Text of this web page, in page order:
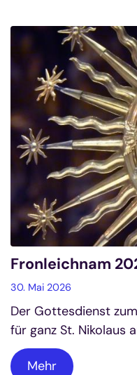
Fronleichnam
30. Mai 2026
Der Gottesdienst
für ganz St. Nikolaus
Mehr